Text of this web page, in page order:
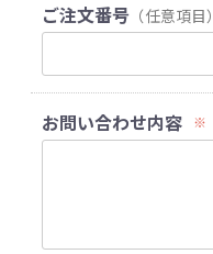
ご注文番号 （任意項目）
お問い合わせ内容 ※